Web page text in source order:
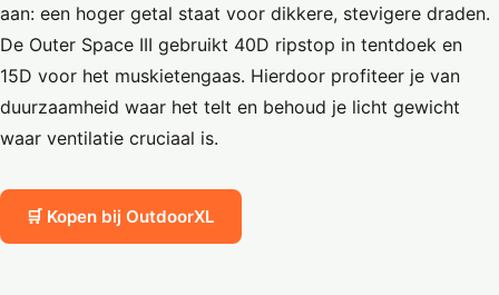
aan: een hoger getal staat voor dikkere, stevigere draden.
De Outer Space III gebruikt 40D ripstop in tentdoek en
15D voor het muskietengaas. Hierdoor profiteer je van
duurzaamheid waar het telt en behoud je licht gewicht
waar ventilatie cruciaal is.
🛒 Kopen bij OutdoorXL